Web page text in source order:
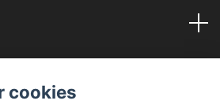
cookies